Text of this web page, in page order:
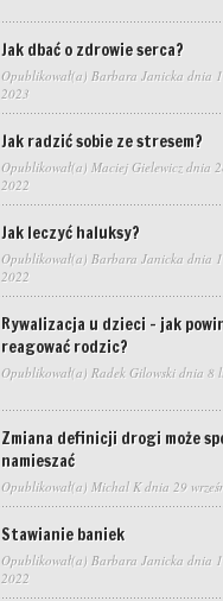
Jak dbać o zdrowie serca?
Opublikował(a) Barbara Janicka dnia
2023
Jak radzić sobie ze stresem?
Opublikował(a) Maciej Gielewiczdnia
2022
Jak leczyć haluksy?
Opublikował(a) Barbara Janicka dnia
2022
Rywalizacja u dzieci – jak
reagować rodzic?
Opublikował(a) Radek Gilowskidnia 8
Zmiana definicji drogi może
namieszać
Opublikował(a) Michal Kdnia 29
Stawianie baniek
Opublikował(a) Barbara Janicka dnia
2022